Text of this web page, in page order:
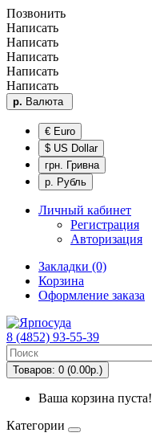
Позвонить
Написать
Написать
Написать
Написать
Написать
р. Валюта
€ Euro
$ US Dollar
грн. Гривна
р. Рубль
Личный кабинет
Регистрация
Авторизация
Закладки (0)
Корзина
Оформление заказа
8 (4852) 93-55-39
Товаров: 0 (0.00р.)
Ваша корзина пуста!
Категории